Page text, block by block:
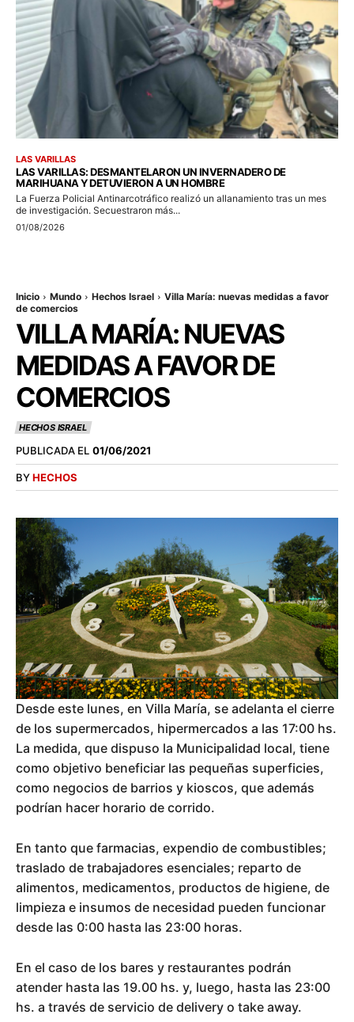
LAS VARILLAS
LAS VARILLAS: DESMANTELARON UN INVERNADERO DE
MARIHUANA Y DETUVIERON A UN HOMBRE
La Fuerza Policial Antinarcotráfico realizó un allanamiento tras un mes
de investigación. Secuestraron más...
01/08/2026